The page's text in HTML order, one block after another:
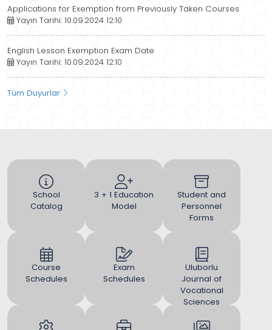
Applications for Exemption from Previously Taken Courses
Yayın Tarihi: 10.09.2024 12:10
English Lesson Exemption Exam Date
Yayın Tarihi: 10.09.2024 12:10
Tüm Duyurlar
School
Catalog
3 + 1 Education
Model
Student and
Personnel
Forms
Course
Schedules
Exam
Schedules
Uluborlu
Journal of
Vocational
Sciences